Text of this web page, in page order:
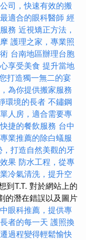
司，快速有效的搬
適合的眼科醫師 經
務 近視矯正方法，
護理之家，專業照
台南地區辦理台胞
享受美食 提升當地
打造獨一無二的宴
為你提供搬家服務
環境的長者 不鏽鋼
人房，適合需要專
捷的餐飲服務 台中
業推薦的除白蟻服
打造自然美觀的牙
果 防水工程，從專
冷氣清洗，提升空
到T.T. 對於網站上的
的潛在錯誤以及圖片
眼科推薦，提供專
者的每一天 護照換
過程變得輕鬆愉快